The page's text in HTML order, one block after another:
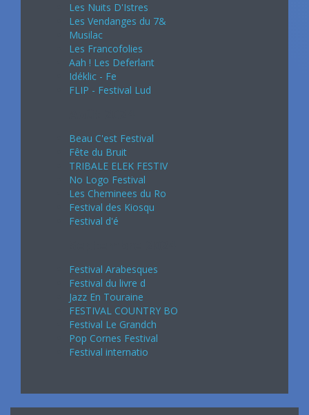
Les Nuits D'Istres
Les Vendanges du 7&
Musilac
Les Francofolies
Aah ! Les Deferlant
Idéklic - Fe
FLIP - Festival Lud
Beau C'est Festival
Fête du Bruit
TRIBALE ELEK FESTIV
No Logo Festival
Les Cheminees du Ro
Festival des Kiosqu
Festival d'é
Festival Arabesques
Festival du livre d
Jazz En Touraine
FESTIVAL COUNTRY BO
Festival Le Grandch
Pop Cornes Festival
Festival internatio